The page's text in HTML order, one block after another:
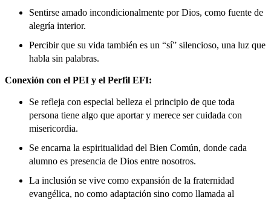
Sentirse amado incondicionalmente por Dios, como fuente de
alegría interior.
Percibir que su vida también es un “sí” silencioso, una luz que
habla sin palabras.
Conexión con el PEI y el Perfil EFI:
Se refleja con especial belleza el principio de que toda
persona tiene algo que aportar y merece ser cuidada con
misericordia.
Se encarna la espiritualidad del Bien Común, donde cada
alumno es presencia de Dios entre nosotros.
La inclusión se vive como expansión de la fraternidad
evangélica, no como adaptación sino como llamada al